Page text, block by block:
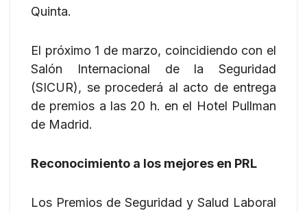
Quinta.
El próximo 1 de marzo, coincidiendo con el
Salón Internacional de la Seguridad
(SICUR), se procederá al acto de entrega
de premios a las 20 h. en el Hotel Pullman
de Madrid.
Reconocimiento a los mejores en PRL
Los Premios de Seguridad y Salud Laboral